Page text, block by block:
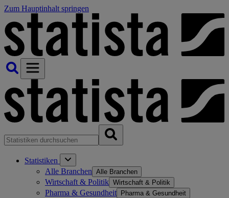
Zum Hauptinhalt springen
Statistiken
Alle Branchen Alle Branchen
Wirtschaft & Politik Wirtschaft & Politik
Pharma & Gesundheit Pharma & Gesundheit